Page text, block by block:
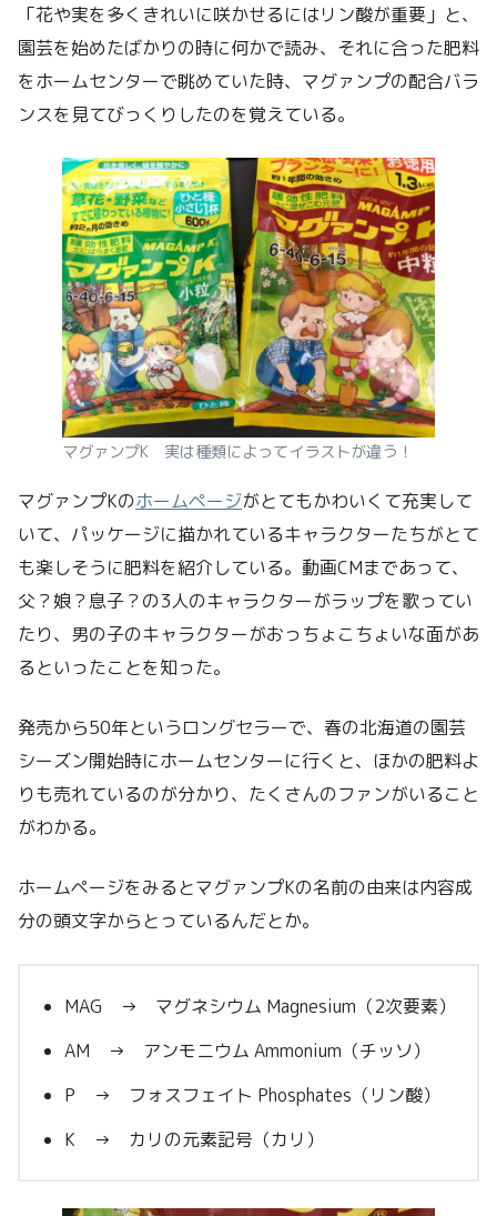
「花や実を多くきれいに咲かせるにはリン酸が重要」と、
園芸を始めたばかりの時に何かで読み、それに合った肥料
をホームセンターで眺めていた時、マグァンプの配合バラ
ンスを見てびっくりしたのを覚えている。
マグァンプK 実は種類によってイラストが違う！
マグァンプKのホームページがとてもかわいくて充実して
いて、パッケージに描かれているキャラクターたちがとて
も楽しそうに肥料を紹介している。動画CMまであって、
父？娘？息子？の3人のキャラクターがラップを歌ってい
たり、男の子のキャラクターがおっちょこちょいな面があ
るといったことを知った。
発売から50年というロングセラーで、春の北海道の園芸
シーズン開始時にホームセンターに行くと、ほかの肥料よ
りも売れているのが分かり、たくさんのファンがいること
がわかる。
ホームページをみるとマグァンプKの名前の由来は内容成
分の頭文字からとっているんだとか。
MAG → マグネシウム Magnesium（2次要素）
AM → アンモニウム Ammonium（チッソ）
P → フォスフェイト Phosphates（リン酸）
K → カリの元素記号（カリ）